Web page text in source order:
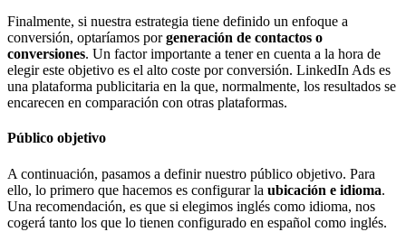
Finalmente, si nuestra estrategia tiene definido un enfoque a
conversión, optaríamos porgeneración de contactos o
conversiones. Un factor importante a tener en cuenta a la hora de
elegir este objetivo es el alto coste por conversión. LinkedIn Ads es
una plataforma publicitaria en la que, normalmente, los resultados se
encarecen en comparación con otras plataformas.
Público objetivo
A continuación, pasamos a definir nuestro público objetivo. Para
ello, lo primero que hacemos es configurar la ubicación e idioma.
Una recomendación, es que si elegimos inglés como idioma, nos
cogerá tanto los que lo tienen configurado en español como inglés.